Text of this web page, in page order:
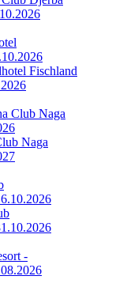
Fischland
Club Naga
Naga
-